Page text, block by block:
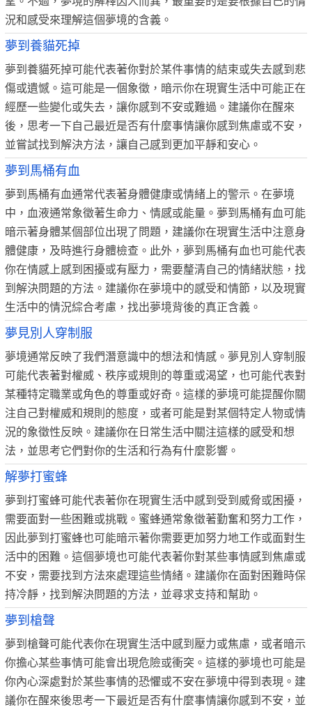
況和感受來理解這個夢境的含義。
夢到養貓死掉
夢到養貓死掉可能代表著你對於某件事情的結束或失去感到悲
傷或遺憾。這可能是一個象徵，暗示你在現實生活中可能正在
經歷一些變化或失去，讓你感到不安或難過。建議你在醒來
後，思考一下自己最近是否有什麼事情讓你感到焦慮或不安，
並嘗試找到解決方法，讓自己感到更加平靜和安心。
夢到馬桶有血
夢到馬桶有血通常代表著身體健康或情緒上的警示。在夢境
中，血液通常象徵著生命力、情感或能量。夢到馬桶有血可能
暗示著身體某個部位出現了問題，建議你在現實生活中注意身
體健康，及時進行身體檢查。此外，夢到馬桶有血也可能代表
你在情感上感到困擾或有壓力，需要釐清自己的情緒狀態，找
到解決問題的方法。建議你在夢境中的感受和情節，以及現實
生活中的情況綜合考慮，找出夢境背後的真正含義。
夢見別人穿制服
夢境通常反映了我們潛意識中的想法和情感。夢見別人穿制服
可能代表著對權威、秩序或規則的尊重或渴望，也可能代表對
某種特定職業或角色的尊重或好奇。這樣的夢境可能提醒你關
注自己對權威和規則的態度，或者可能是對某個特定人物或情
況的象徵性反映。建議你在日常生活中關注這樣的感受和想
法，並思考它們對你的生活和行為有什麼影響。
解夢打蜜蜂
夢到打蜜蜂可能代表著你在現實生活中感到受到威脅或困擾，
需要面對一些困難或挑戰。蜜蜂通常象徵著勤奮和努力工作，
因此夢到打蜜蜂也可能暗示著你需要更加努力地工作或面對生
活中的困難。這個夢境也可能代表著你對某些事情感到焦慮或
不安，需要找到方法來處理這些情緒。建議你在面對困難時保
持冷靜，找到解決問題的方法，並尋求支持和幫助。
夢到槍聲
夢到槍聲可能代表你在現實生活中感到壓力或焦慮，或者暗示
你擔心某些事情可能會出現危險或衝突。這樣的夢境也可能是
你內心深處對於某些事情的恐懼或不安在夢境中得到表現。建
議你在醒來後思考一下最近是否有什麼事情讓你感到不安，並